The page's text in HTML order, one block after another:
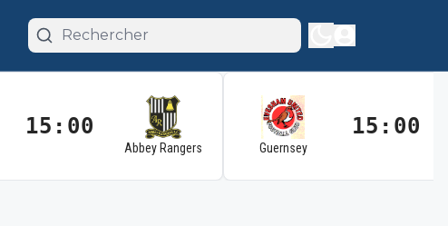
15:00
Abbey Rangers Guernsey
15:00